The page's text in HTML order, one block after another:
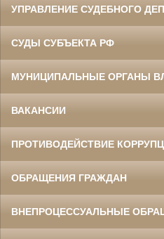
УПРАВЛЕНИЕ СУДЕБНОГО
СУДЫ СУБЪЕКТА РФ
МУНИЦИПАЛЬНЫЕ ОРГАНЫ
ВАКАНСИИ
ПРОТИВОДЕЙСТВИЕ
ОБРАЩЕНИЯ ГРАЖДАН
ВНЕПРОЦЕССУАЛЬНЫЕ